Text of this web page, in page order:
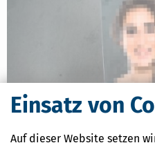
Einsatz von
Auf dieser Website setzen